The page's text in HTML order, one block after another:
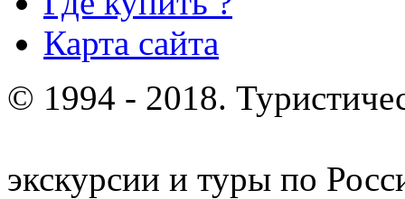
Карта сайта
© 1994 - 2018.
экскурсии и туры по